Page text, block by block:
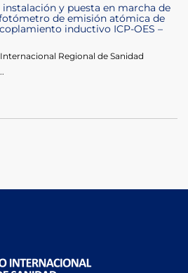
y puesta en marcha de
de emisión atómica de
inductivo ICP-OES –
Regional de Sanidad